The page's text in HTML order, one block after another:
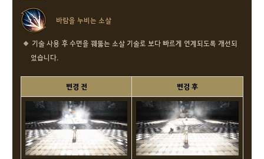
바람을 누비는 소살
기술 사용 후 수면을 꿰뚫는 소살 기술로 보다 빠르게 연계되도록 개선되
었습니다.
변경 전 변겅 후